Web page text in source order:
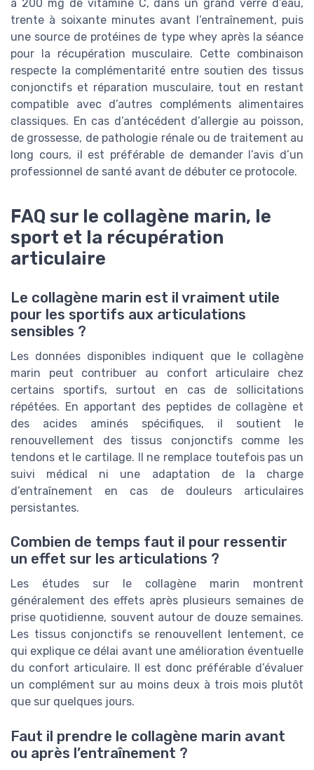
à 200 mg de vitamine C, dans un grand verre d’eau,
trente à soixante minutes avant l’entraînement, puis
une source de protéines de type whey après la séance
pour la récupération musculaire. Cette combinaison
respecte la complémentarité entre soutien des tissus
conjonctifs et réparation musculaire, tout en restant
compatible avec d’autres compléments alimentaires
classiques. En cas d’antécédent d’allergie au poisson,
de grossesse, de pathologie rénale ou de traitement au
long cours, il est préférable de demander l’avis d’un
professionnel de santé avant de débuter ce protocole.
FAQ sur le collagène marin, le
sport et la récupération
articulaire
Le collagène marin est il vraiment utile
pour les sportifs aux articulations
sensibles ?
Les données disponibles indiquent que le collagène
marin peut contribuer au confort articulaire chez
certains sportifs, surtout en cas de sollicitations
répétées. En apportant des peptides de collagène et
des acides aminés spécifiques, il soutient le
renouvellement des tissus conjonctifs comme les
tendons et le cartilage. Il ne remplace toutefois pas un
suivi médical ni une adaptation de la charge
d’entraînement en cas de douleurs articulaires
persistantes.
Combien de temps faut il pour ressentir
un effet sur les articulations ?
Les études sur le collagène marin montrent
généralement des effets après plusieurs semaines de
prise quotidienne, souvent autour de douze semaines.
Les tissus conjonctifs se renouvellent lentement, ce
qui explique ce délai avant une amélioration éventuelle
du confort articulaire. Il est donc préférable d’évaluer
un complément sur au moins deux à trois mois plutôt
que sur quelques jours.
Faut il prendre le collagène marin avant
ou après l’entraînement ?